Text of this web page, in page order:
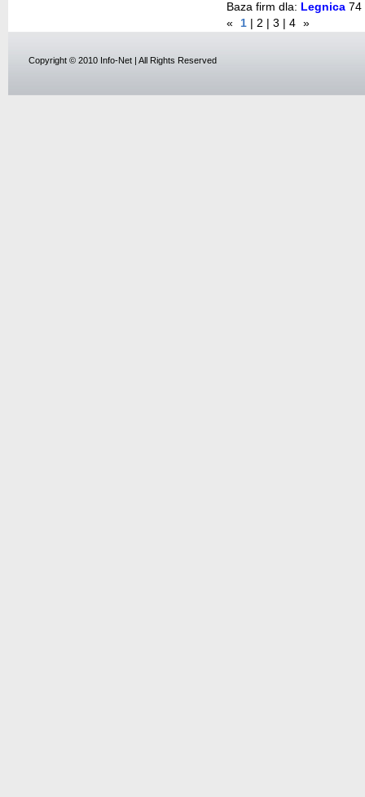
Baza firm dla: Legnica 74
«
1 2 3 4 »
Copyright © 2010 Info-Net | All Rights Reserved